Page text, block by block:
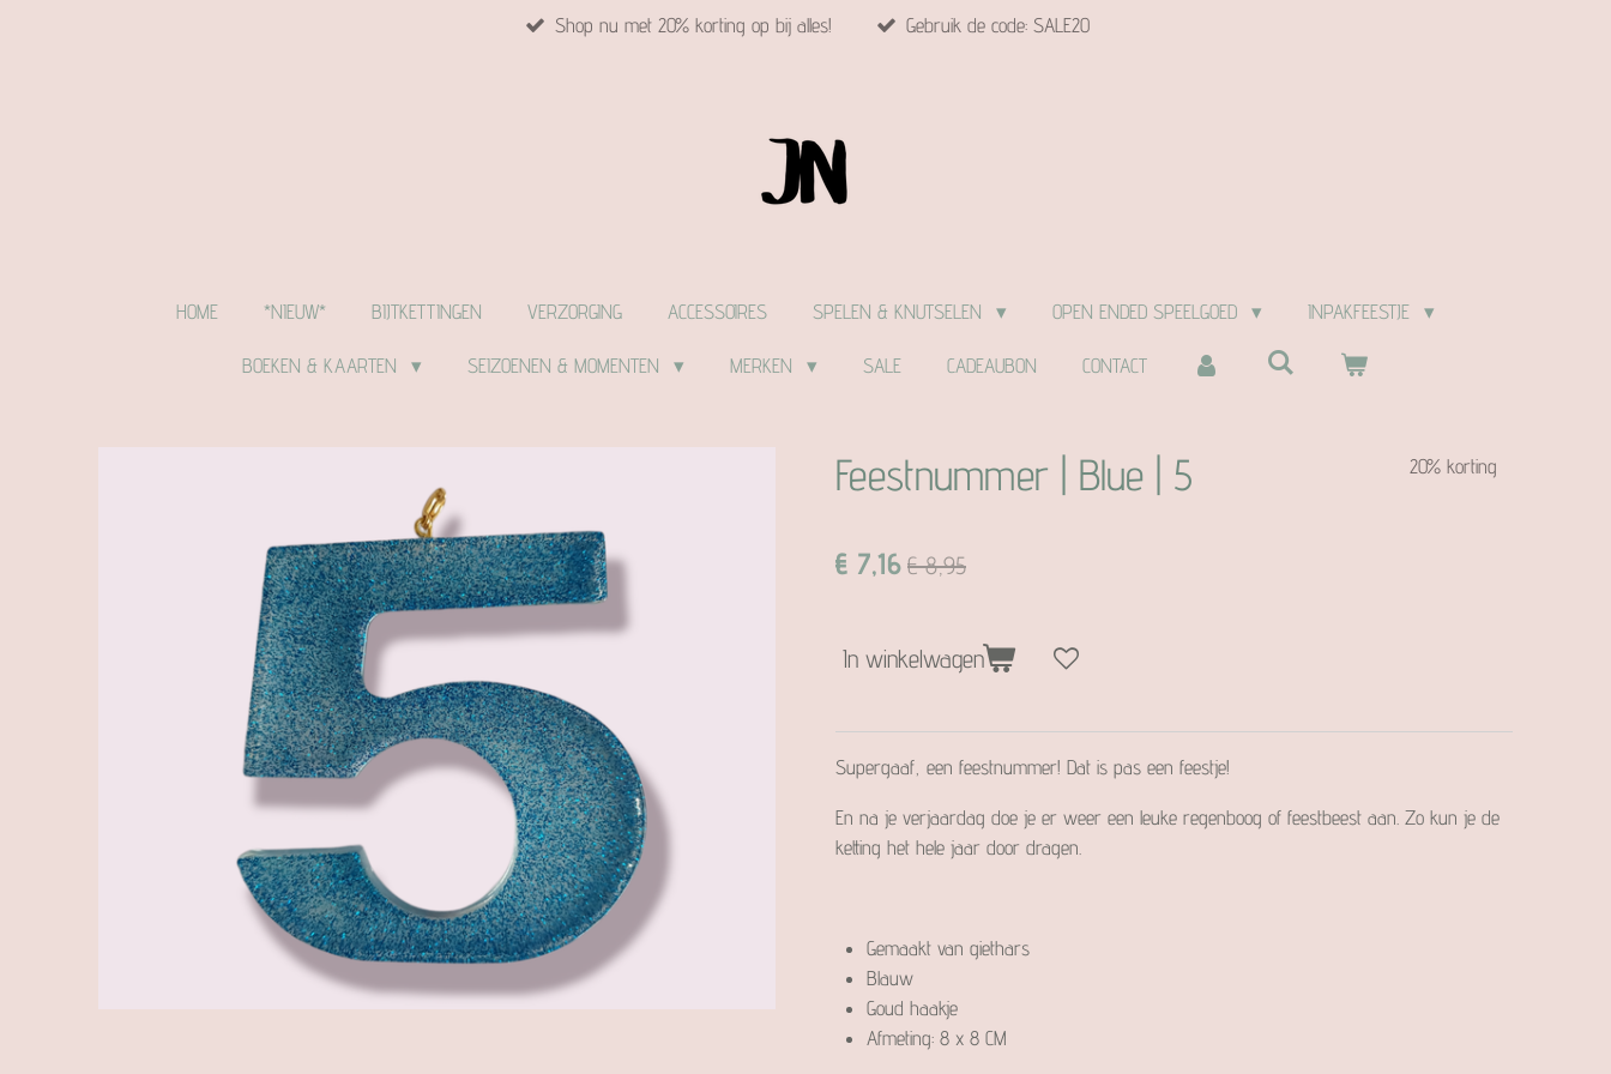
Shop nu met 20% korting op bij alles! Gebruik de code: SALE20
HOME *NIEUW* BIJTKETTINGEN VERZORGING ACCESSOIRES SPELEN & KNUTSELEN OPEN ENDED SPEELGOED INPAKFEESTJE
BOEKEN & KAARTEN SEIZOENEN & MOMENTEN MERKEN SALE CADEAUBON CONTACT
Feestnummer | Blue | 5 20% korting
€ 7,16 € 8,95
In winkelwagen
Supergaaf, een feestnummer! Dat is pas een feestje!
En na je verjaardag doe je er weer een leuke regenboog of feestbeest aan. Zo kun je de
ketting het hele jaar door dragen.
Gemaakt van giethars
Blauw
Goud haakje
Afmeting: 8 x 8 CM